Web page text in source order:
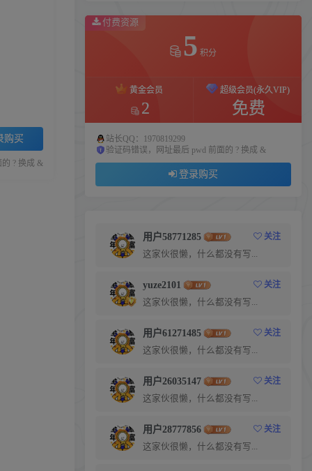
购买
? 换成 &
付费资源
5 积分
黄金会员
2
超级会员(永久VIP)
免费
站长QQ：1970819299
验证码错误，网址最后 pwd 前面的 ? 换成 &
登录购买
用户58771285
关注
这家伙很懒，什么都没有写...
yuze2101
关注
这家伙很懒，什么都没有写...
用户61271485
关注
这家伙很懒，什么都没有写...
用户26035147
关注
这家伙很懒，什么都没有写...
用户28777856
关注
这家伙很懒，什么都没有写...